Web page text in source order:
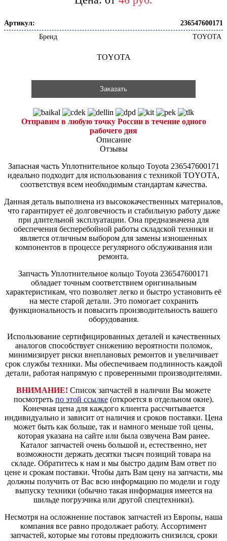
Артикул:
236547600171
Бренд
TOYOTA
TOYOTA
Заказать
Отправим в любую точку России в течение одного
рабочего дня
Описание
Отзывы
Запасная часть Уплотнительное кольцо Toyota 236547600171
идеально подходит для использования с техникой TOYOTA,
соответствуя всем необходимым стандартам качества.
Данная деталь выполнена из высококачественных материалов,
что гарантирует её долговечность и стабильную работу даже
при длительной эксплуатации. Она предназначена для
обеспечения бесперебойной работы складской техники и
является отличным выбором для замены изношенных
компонентов в процессе регулярного обслуживания или
ремонта.
Запчасть Уплотнительное кольцо Toyota 236547600171
обладает точным соответствием оригинальным
характеристикам, что позволяет легко и быстро установить её
на месте старой детали. Это помогает сохранить
функциональность и повысить производительность вашего
оборудования.
Использование сертифицированных деталей и качественных
аналогов способствует снижению вероятности поломок,
минимизирует риски внеплановых ремонтов и увеличивает
срок службы техники. Мы обеспечиваем подлинность каждой
детали, работая напрямую с проверенными производителями.
ВНИМАНИЕ! Список запчастей в наличии Вы можете
посмотреть по этой ссылке(откроется в отдельном окне).
Конечная цена для каждого клиента рассчитывается
индивидуально и зависит от наличия и сроков поставки. Цена
может быть как больше, так и намного меньше той цены,
которая указана на сайте или была озвучена Вам ранее.
Каталог запчастей очень большой и, естественно, нет
возможности держать десятки тысяч позиций товара на
складе. Обратитесь к нам и мы быстро дадим Вам ответ по
цене и срокам поставки. Чтобы дать Вам цену на запчасти, мы
должны получить от Вас всю информацию по модели и году
выпуску техники (обычно такая информация имеется на
шильде погрузчика или другой спецтехники).
Несмотря на осложнение поставок запчастей из Европы, наша
компания все равно продолжает работу. Ассортимент
запчастей, которые мы готовы предложить снизился, сроки